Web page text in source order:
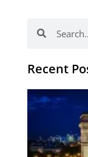
Recent